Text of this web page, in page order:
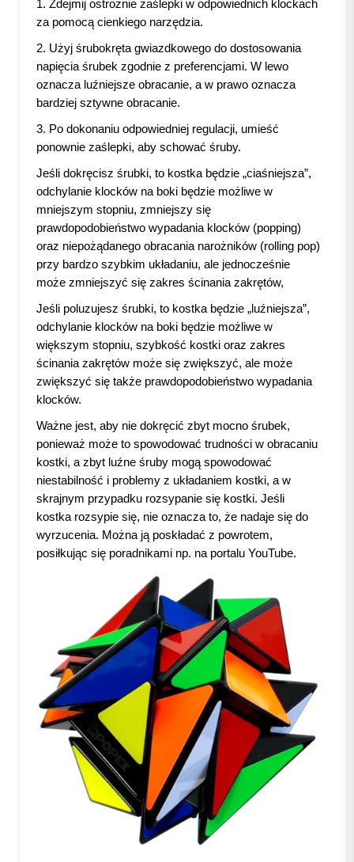
1. Zdejmij ostrożnie zaślepki w odpowiednich klockach
za pomocą cienkiego narzędzia.
2. Użyj śrubokręta gwiazdkowego do dostosowania
napięcia śrubek zgodnie z preferencjami. W lewo
oznacza luźniejsze obracanie, a w prawo oznacza
bardziej sztywne obracanie.
3. Po dokonaniu odpowiedniej regulacji, umieść
ponownie zaślepki, aby schować śruby.
Jeśli dokręcisz śrubki, to kostka będzie „ciaśniejsza”,
odchylanie klocków na boki będzie możliwe w
mniejszym stopniu, zmniejszy się
prawdopodobieństwo wypadania klocków (popping)
oraz niepożądanego obracania narożników (rolling pop)
przy bardzo szybkim układaniu, ale jednocześnie
może zmniejszyć się zakres ścinania zakrętów,
Jeśli poluzujesz śrubki, to kostka będzie „luźniejsza”,
odchylanie klocków na boki będzie możliwe w
większym stopniu, szybkość kostki oraz zakres
ścinania zakrętów może się zwiększyć, ale może
zwiększyć się także prawdopodobieństwo wypadania
klocków.
Ważne jest, aby nie dokręcić zbyt mocno śrubek,
ponieważ może to spowodować trudności w obracaniu
kostki, a zbyt luźne śruby mogą spowodować
niestabilność i problemy z układaniem kostki, a w
skrajnym przypadku rozsypanie się kostki. Jeśli
kostka rozsypie się, nie oznacza to, że nadaje się do
wyrzucenia. Można ją poskładać z powrotem,
posiłkując się poradnikami np. na portalu YouTube.